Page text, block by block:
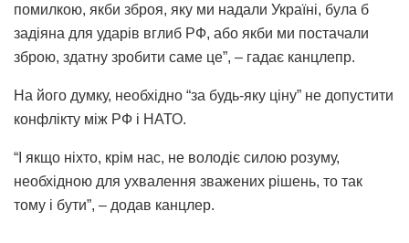
помилкою, якби зброя, яку ми надали Україні, була б
задіяна для ударів вглиб РФ, або якби ми постачали
зброю, здатну зробити саме це”, – гадає канцлепр.
На його думку, необхідно “за будь-яку ціну” не допустити
конфлікту між РФ і НАТО.
“І якщо ніхто, крім нас, не володіє силою розуму,
необхідною для ухвалення зважених рішень, то так
тому і бути”, – додав канцлер.